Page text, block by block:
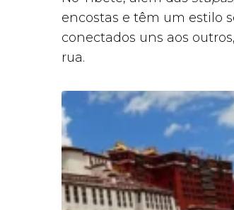
encostas e têm um estilo
conectados uns aos
rua.